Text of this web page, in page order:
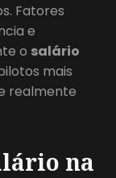
Fatores
e
o salário
mais
realmente
na